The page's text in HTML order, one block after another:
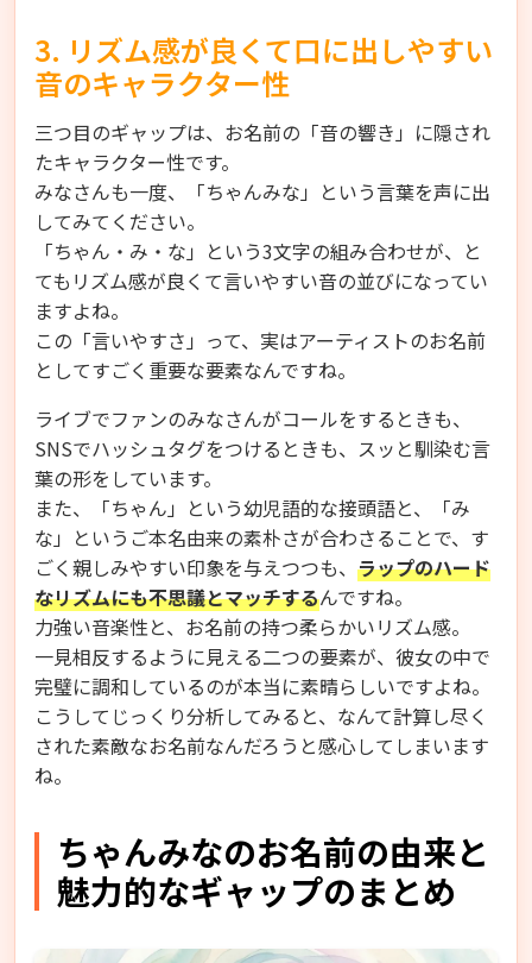
3. リズム感が良くて口に出しやすい
音のキャラクター性
三つ目のギャップは、お名前の「音の響き」に隠され
たキャラクター性です。
みなさんも一度、「ちゃんみな」という言葉を声に出
してみてください。
「ちゃん・み・な」という3文字の組み合わせが、と
てもリズム感が良くて言いやすい音の並びになってい
ますよね。
この「言いやすさ」って、実はアーティストのお名前
としてすごく重要な要素なんですね。
ライブでファンのみなさんがコールをするときも、
SNSでハッシュタグをつけるときも、スッと馴染む言
葉の形をしています。
また、「ちゃん」という幼児語的な接頭語と、「み
な」というご本名由来の素朴さが合わさることで、す
ごく親しみやすい印象を与えつつも、 ラップのハード
なリズムにも不思議とマッチするんですね。
力強い音楽性と、お名前の持つ柔らかいリズム感。
一見相反するように見える二つの要素が、彼女の中で
完璧に調和しているのが本当に素晴らしいですよね。
こうしてじっくり分析してみると、なんて計算し尽く
された素敵なお名前なんだろうと感心してしまいます
ね。
ちゃんみなのお名前の由来と
魅力的なギャップのまとめ